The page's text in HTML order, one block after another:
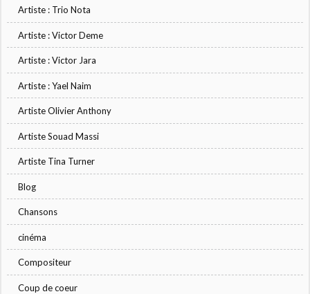
Artiste : Trio Nota
Artiste : Victor Deme
Artiste : Victor Jara
Artiste : Yael Naim
Artiste Olivier Anthony
Artiste Souad Massi
Artiste Tina Turner
Blog
Chansons
cinéma
Compositeur
Coup de coeur